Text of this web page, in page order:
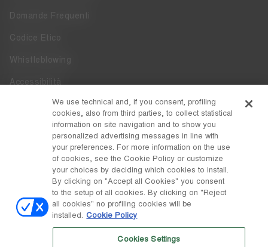
Domande Frequenti
Codice Etico
Whistleblowing
Accessibilità
DISCOVER MOON BOOT
Pinterest
PAESE / VALUTA
cambia
© Tecnica Group S.p.A.
Società soggetta a direzione e coordinamento da parte di
We use technical and, if you consent, profiling
cookies, also from third parties, to collect statistical
information on site navigation and to show you
personalized advertising messages in line with
your preferences. For more information on the use
of cookies, see the Cookie Policy or customize
your choices by deciding which cookies to install.
By clicking on "Accept all Cookies" you consent
to the setup of all cookies. By clicking on "Reject
all cookies" no profiling cookies will be
installed. Cookie Policy
Cookies Settings